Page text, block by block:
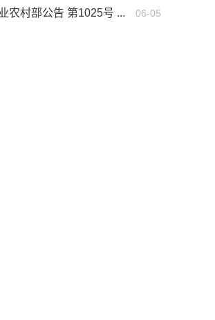
06-05
农村部公告 第1025号 ...